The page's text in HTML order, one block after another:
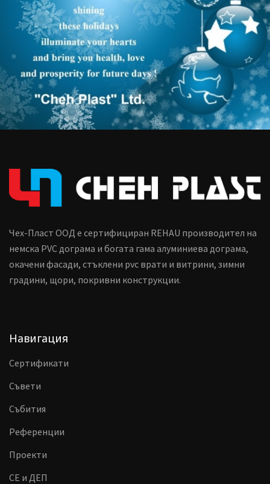
Чех-Пласт ООД е сертифициран REHAU производител на
немска PVC дограма и богата гама алуминиева дограма,
окачени фасади, стъклени pvc врати и витрини, зимни
градини, щори, покривни конструкции.
Навигация
Сертификати
Съвети
Събития
Референции
Проекти
CE и ДЕП